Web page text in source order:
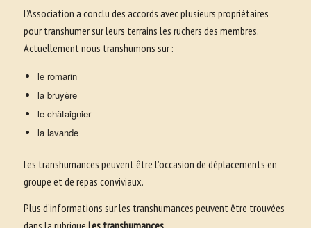
L’Association a conclu des accords avec plusieurs propriétaires
pour transhumer sur leurs terrains les ruchers des membres.
Actuellement nous transhumons sur :
le romarin
la bruyère
le châtaignier
la lavande
Les transhumances peuvent être l’occasion de déplacements en
groupe et de repas conviviaux.
Plus d’informations sur les transhumances peuvent être trouvées